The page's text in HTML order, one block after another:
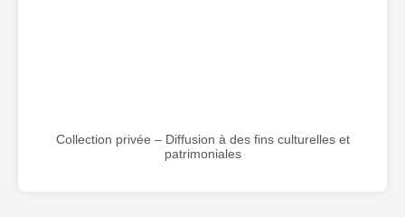
Collection privée – Diffusion à des fins culturelles et
patrimoniales